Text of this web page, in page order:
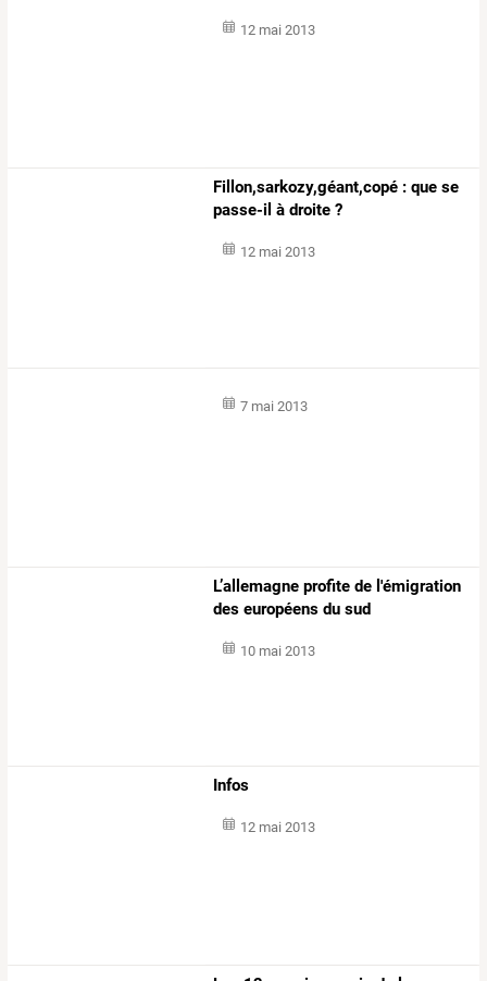
12 mai 2013
Fillon,sarkozy,géant,copé : que se
passe-il à droite ?
12 mai 2013
7 mai 2013
L’allemagne profite de l'émigration
des européens du sud
10 mai 2013
Infos
12 mai 2013